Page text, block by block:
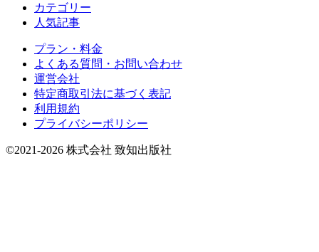
カテゴリー
人気記事
プラン・料金
よくある質問・お問い合わせ
運営会社
特定商取引法に基づく表記
利用規約
プライバシーポリシー
©2021-2026 株式会社 致知出版社